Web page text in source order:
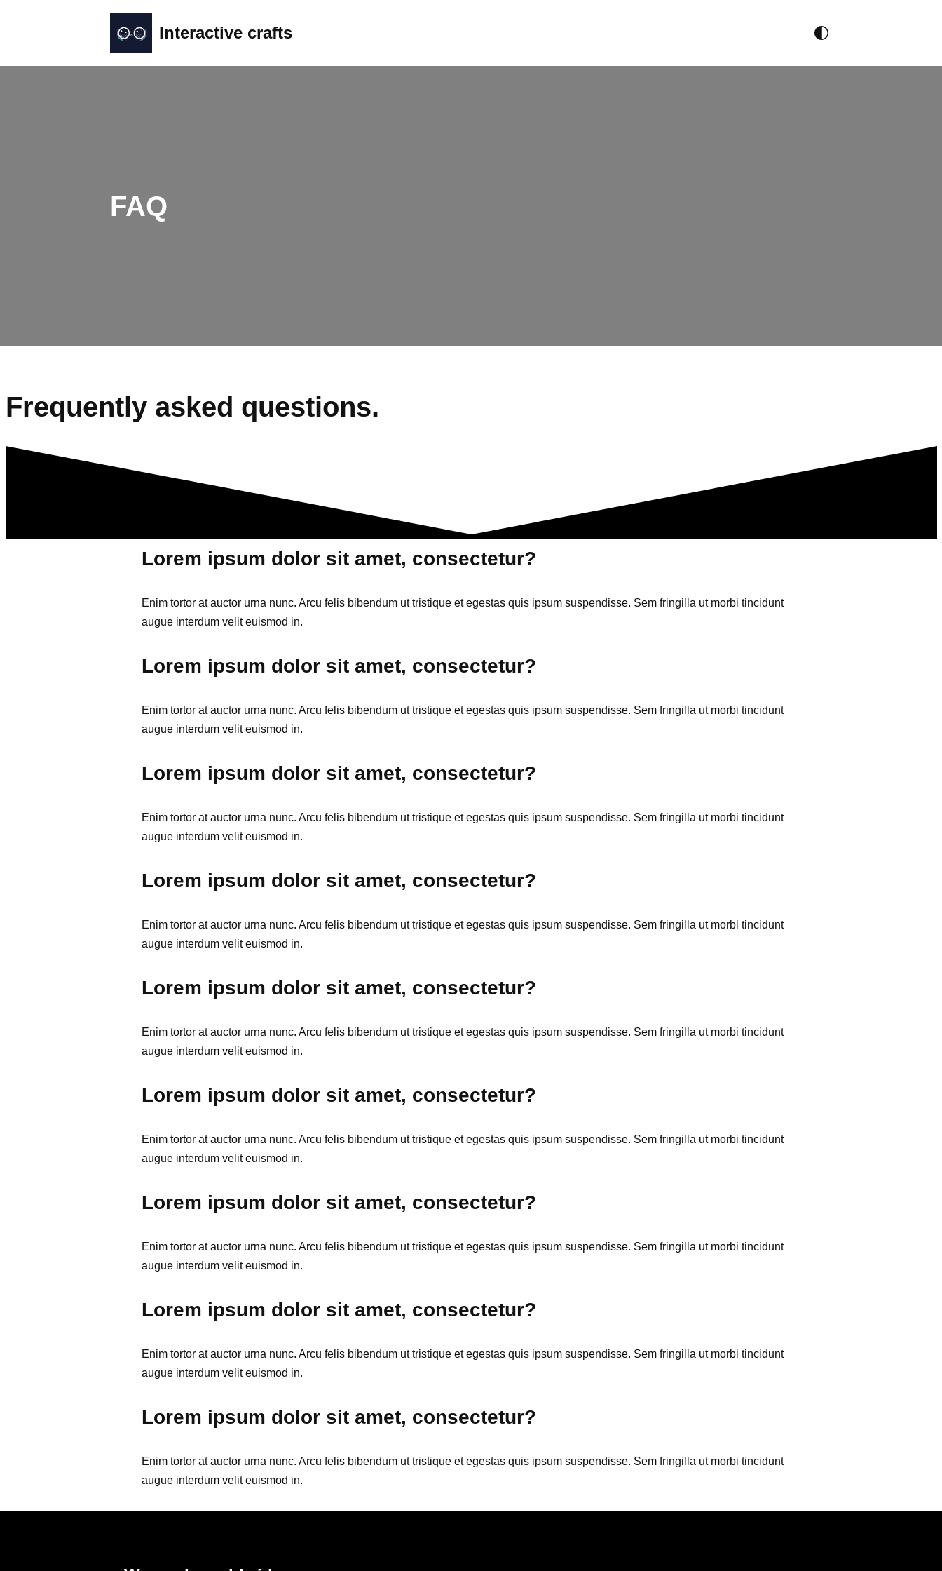
Interactive crafts
FAQ
Frequently asked questions.
Lorem ipsum dolor sit amet, consectetur?
Enim tortor at auctor urna nunc. Arcu felis bibendum ut tristique et egestas quis ipsum suspendisse. Sem fringilla ut morbi tincidunt
augue interdum velit euismod in.
Lorem ipsum dolor sit amet, consectetur?
Enim tortor at auctor urna nunc. Arcu felis bibendum ut tristique et egestas quis ipsum suspendisse. Sem fringilla ut morbi tincidunt
augue interdum velit euismod in.
Lorem ipsum dolor sit amet, consectetur?
Enim tortor at auctor urna nunc. Arcu felis bibendum ut tristique et egestas quis ipsum suspendisse. Sem fringilla ut morbi tincidunt
augue interdum velit euismod in.
Lorem ipsum dolor sit amet, consectetur?
Enim tortor at auctor urna nunc. Arcu felis bibendum ut tristique et egestas quis ipsum suspendisse. Sem fringilla ut morbi tincidunt
augue interdum velit euismod in.
Lorem ipsum dolor sit amet, consectetur?
Enim tortor at auctor urna nunc. Arcu felis bibendum ut tristique et egestas quis ipsum suspendisse. Sem fringilla ut morbi tincidunt
augue interdum velit euismod in.
Lorem ipsum dolor sit amet, consectetur?
Enim tortor at auctor urna nunc. Arcu felis bibendum ut tristique et egestas quis ipsum suspendisse. Sem fringilla ut morbi tincidunt
augue interdum velit euismod in.
Lorem ipsum dolor sit amet, consectetur?
Enim tortor at auctor urna nunc. Arcu felis bibendum ut tristique et egestas quis ipsum suspendisse. Sem fringilla ut morbi tincidunt
augue interdum velit euismod in.
Lorem ipsum dolor sit amet, consectetur?
Enim tortor at auctor urna nunc. Arcu felis bibendum ut tristique et egestas quis ipsum suspendisse. Sem fringilla ut morbi tincidunt
augue interdum velit euismod in.
Lorem ipsum dolor sit amet, consectetur?
Enim tortor at auctor urna nunc. Arcu felis bibendum ut tristique et egestas quis ipsum suspendisse. Sem fringilla ut morbi tincidunt
augue interdum velit euismod in.